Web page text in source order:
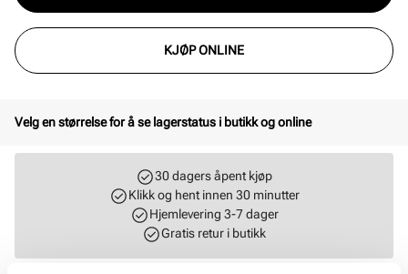
KJØP ONLINE
Velg en størrelse for å se lagerstatus i butikk og online
30 dagers åpent kjøp
Klikk og hent innen 30 minutter
Hjemlevering 3-7 dager
Gratis retur i butikk